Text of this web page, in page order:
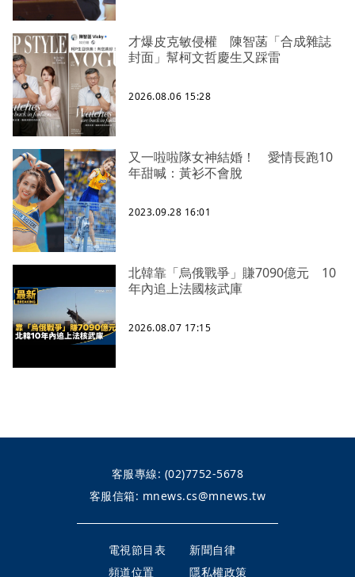
才爆皮克敏侵權 陳智菡「合成雜誌
封面」幫柯文哲慶生又踩雷
2026.08.06 15:28
又一啦啦隊女神結婚！ 愛情長跑10
年甜喊：黃衫不會脫
2023.09.28 16:01
北韓靠「烏俄戰爭」賺7090億元 10
年內追上法國核武庫
2026.08.07 17:15
客服專線: (02)7752-5678
客服信箱: mnews.cs@mnews.tw
電視節目表
新聞自律
頻道位置
隱私權政策